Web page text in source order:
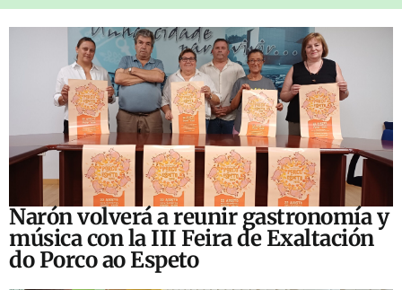
Narón volverá a reunir gastronomía y
música con la III Feira de Exaltación
do Porco ao Espeto